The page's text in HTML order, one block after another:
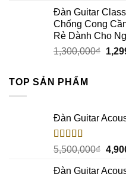
Đàn Guitar
Chống Cong
Rẻ Dành Cho
1,300,000₫
TOP SẢN PHẨM
Đàn Guitar
Rated5.00
out of 5
5,500,000₫
Đàn Guitar